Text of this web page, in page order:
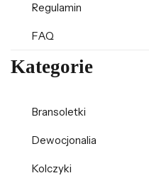
Regulamin
FAQ
Kategorie
Bransoletki
Dewocjonalia
Kolczyki